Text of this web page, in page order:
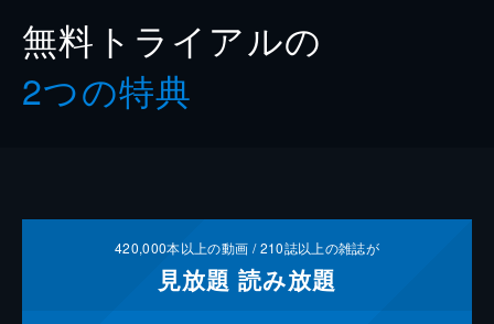
無料トライアルの
2つの特典
420,000本以上の動画 /210誌以上の雑誌が
見放題 読み放題